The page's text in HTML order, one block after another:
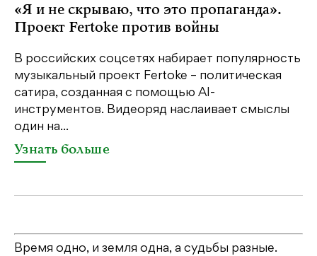
«Я и не скрываю, что это пропаганда».
Проект Fertoke против войны
В российских соцсетях набирает популярность
музыкальный проект Fertoke – политическая
сатира, созданная с помощью AI-
инструментов. Видеоряд наслаивает смыслы
один на...
Узнать больше
Время одно, и земля одна, а судьбы разные.